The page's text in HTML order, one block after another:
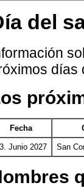
del
días
Fecha
Junio 2027 San